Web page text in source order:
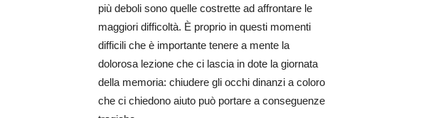
più deboli sono quelle costrette ad affrontare le
maggiori difficoltà. È proprio in questi momenti
difficili che è importante tenere a mente la
dolorosa lezione che ci lascia in dote la giornata
della memoria: chiudere gli occhi dinanzi a coloro
che ci chiedono aiuto può portare a conseguenze